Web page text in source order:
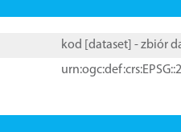
kod [ dataset ] - zbiór